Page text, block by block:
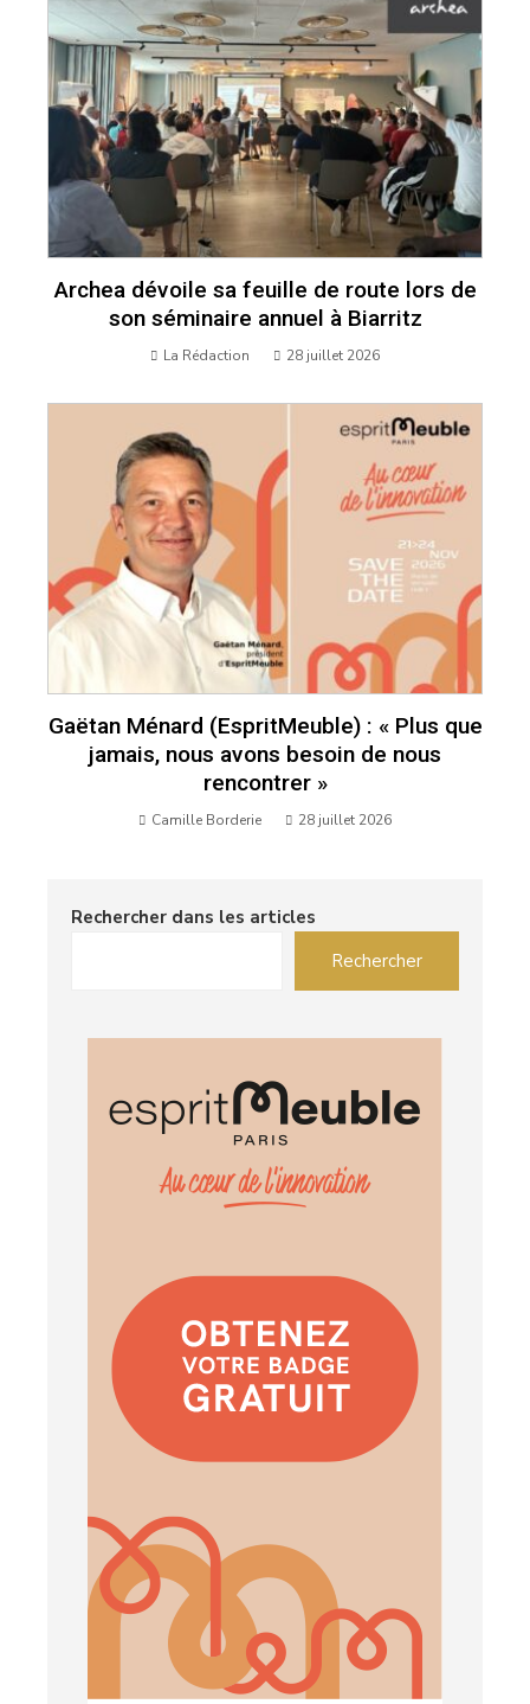
Archea dévoile sa feuille de route lors de
son séminaire annuel à Biarritz
La Rédaction 28 juillet 2026
Gaëtan Ménard (EspritMeuble) : « Plus que
jamais, nous avons besoin de nous
rencontrer »
Camille Borderie 28 juillet 2026
Rechercher dans les articles
Rechercher